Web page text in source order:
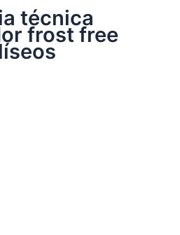
técnica
frost free